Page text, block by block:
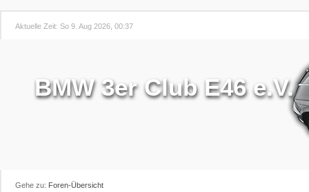
Aktuelle Zeit: So 9. Aug 2026, 00:37
BMW 3er Club E46 e.V.
Gehe zu: Foren-Übersicht